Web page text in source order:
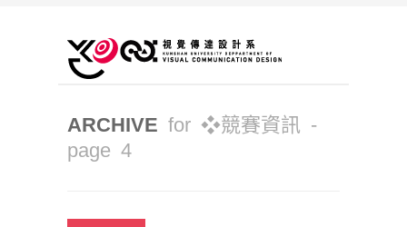
ARCHIVE for ❖競賽資訊 -
page 4